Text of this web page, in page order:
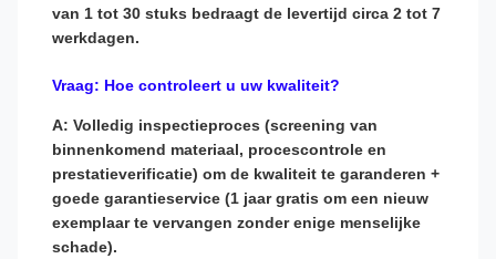
van 1 tot 30 stuks bedraagt ​​de levertijd circa 2 tot 7
werkdagen.
Vraag: Hoe controleert u uw kwaliteit?
A: Volledig inspectieproces (screening van
binnenkomend materiaal, procescontrole en
prestatieverificatie) om de kwaliteit te garanderen +
goede garantieservice (1 jaar gratis om een ​​nieuw
exemplaar te vervangen zonder enige menselijke
schade).